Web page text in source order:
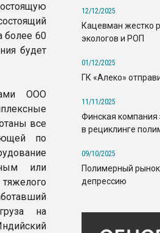
более 60
будет
ООО
все
по
или
на
12/12/2025
Кацевман жестко
экологов и РОП
01/12/2025
ГК «Алеко»
11/11/2025
Финская
в рециклинге
09/10/2025
Полимерный
депрессию